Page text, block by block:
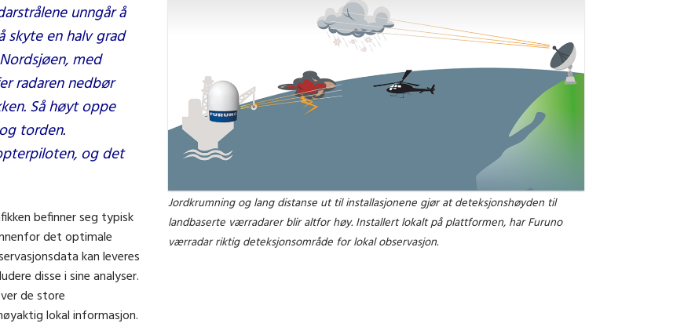
unngår å
skyte en halv grad
med
radaren nedbør
Så høyt oppe
torden.
og det
befinner seg typisk
det optimale
kan leveres
disse i sine analyser.
de store
lokal informasjon.
Jordkrumning og lang distanse ut til installasjonene gjør at deteksjonshøyden til
landbaserte værradarer blir altfor høy. Installert lokalt på plattformen, har Furuno
værradar riktig deteksjonsområde for lokal observasjon.